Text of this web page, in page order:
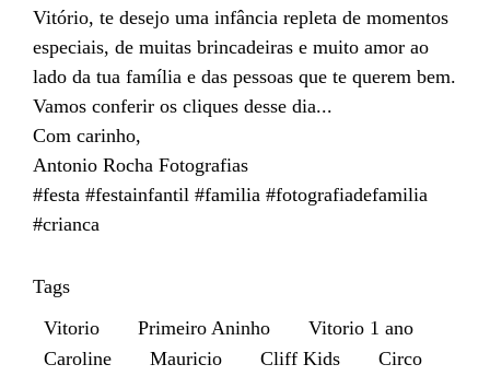
Vitório, te desejo uma infância repleta de momentos
especiais, de muitas brincadeiras e muito amor ao
lado da tua família e das pessoas que te querem bem.
Vamos conferir os cliques desse dia...
Com carinho,
Antonio Rocha Fotografias
#festa #festainfantil #familia #fotografiadefamilia
#crianca
Tags
Vitorio
Primeiro Aninho
Vitorio 1 ano
Caroline
Mauricio Cliff Kids
Circo